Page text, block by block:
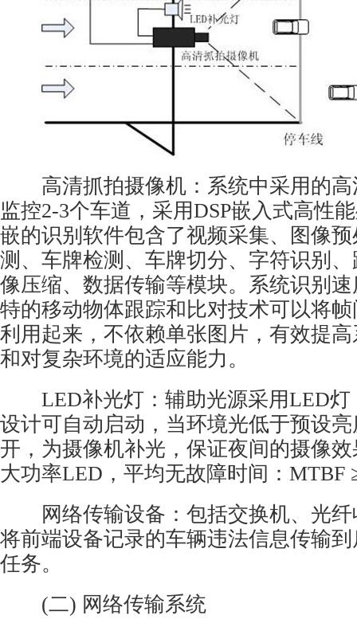
高清抓拍摄像机：系统中采用的高
监控2-3个车道，采用DSP嵌入式高性
嵌的识别软件包含了视频采集、图像
测、车牌检测、车牌切分、字符识别
像压缩、数据传输等模块。系统识别
特的移动物体跟踪和比对技术可以将
利用起来，不依赖单张图片，有效提
和对复杂环境的适应能力。
LED补光灯：辅助光源采用LED灯
设计可自动启动，当环境光低于预设
开，为摄像机补光，保证夜间的摄像
大功率LED，平均无故障时间：MTBF
网络传输设备：包括交换机、光纤
将前端设备记录的车辆违法信息传输
任务。
(二) 网络传输系统